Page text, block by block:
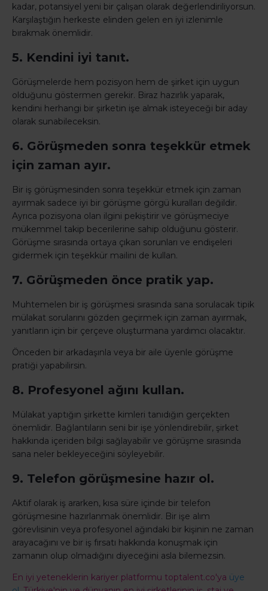
kadar, potansiyel yeni bir çalışan olarak değerlendiriliyorsun.
Karşılaştığın herkeste elinden gelen en iyi izlenimle
bırakmak önemlidir.
5. Kendini iyi tanıt.
Görüşmelerde hem pozisyon hem de şirket için uygun
olduğunu göstermen gerekir. Biraz hazırlık yaparak,
kendini herhangi bir şirketin işe almak isteyeceği bir aday
olarak sunabileceksin.
6. Görüşmeden sonra teşekkür etmek
için zaman ayır.
Bir iş görüşmesinden sonra teşekkür etmek için zaman
ayırmak sadece iyi bir görüşme görgü kuralları değildir.
Ayrıca pozisyona olan ilgini pekiştirir ve görüşmeciye
mükemmel takip becerilerine sahip olduğunu gösterir.
Görüşme sırasında ortaya çıkan sorunları ve endişeleri
gidermek için teşekkür mailini de kullan.
7. Görüşmeden önce pratik yap.
Muhtemelen bir iş görüşmesi sırasında sana sorulacak tipik
mülakat sorularını gözden geçirmek için zaman ayırmak,
yanıtların için bir çerçeve oluşturmana yardımcı olacaktır.
Önceden bir arkadaşınla veya bir aile üyenle görüşme
pratiği yapabilirsin.
8. Profesyonel ağını kullan.
Mülakat yaptığın şirkette kimleri tanıdığın gerçekten
önemlidir. Bağlantıların seni bir işe yönlendirebilir, şirket
hakkında içeriden bilgi sağlayabilir ve görüşme sırasında
sana neler bekleyeceğini söyleyebilir.
9. Telefon görüşmesine hazır ol.
Aktif olarak iş ararken, kısa süre içinde bir telefon
görüşmesine hazırlanmak önemlidir. Bir işe alım
görevlisinin veya profesyonel ağındaki bir kişinin ne zaman
arayacağını ve bir iş fırsatı hakkında konuşmak için
zamanın olup olmadığını diyeceğini asla bilemezsin.
En iyi yeteneklerin kariyer platformu toptalent.co'ya üye